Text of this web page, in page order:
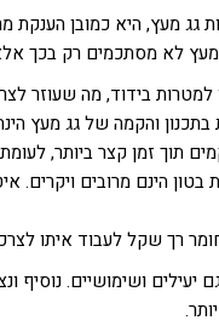
גג מעץ, היא כמובן
מעץ לא מסתכמים רק בכך
בידוד, מה שעוזר
בתכנון והקמה של גג מעץ
תוך זמן קצר ביותר,
הינם מרובים ויקרים.
רך שקל לעבוד איתו
ושימושיים. נוסיף